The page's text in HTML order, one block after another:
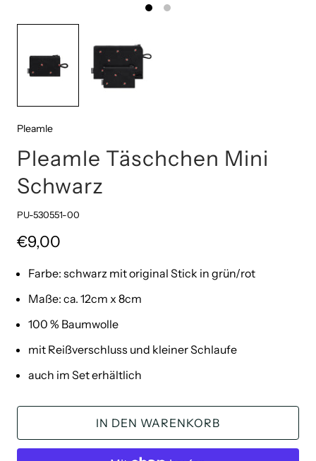
Pleamle
Pleamle Täschchen Mini
Schwarz
PU-530551-00
€9,00
Farbe: schwarz mit original Stick in grün/rot
Maße: ca. 12cm x 8cm
100 % Baumwolle
mit Reißverschluss und kleiner Schlaufe
auch im Set erhältlich
IN DEN WARENKORB